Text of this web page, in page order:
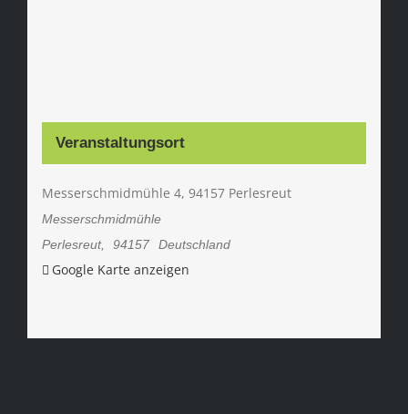
Veranstaltungsort
Messerschmidmühle 4, 94157 Perlesreut
Messerschmidmühle
Perlesreut, 94157 Deutschland
Google Karte anzeigen